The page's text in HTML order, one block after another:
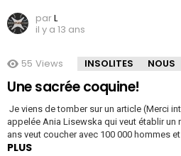
parL
il y a 13 ans
55 Views INSOLITES NOUS
Une sacrée coquine!
Je viens de tomber sur un article (Merci
appelée Ania Lisewska qui veut établir un
ans veut coucher avec 100 000 hommes
PLUS